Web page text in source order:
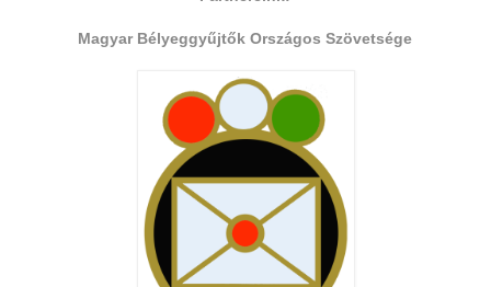
Magyar Bélyeggyűjtők Országos Szövetsége